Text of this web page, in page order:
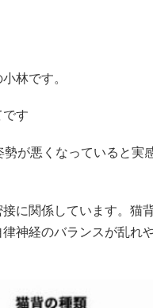
林です。
す
が悪くなっていると実
に関係しています。猫
神経のバランスが乱れ